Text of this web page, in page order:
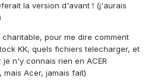
la version d'avant ! (j'aurais
pour me dire comment
KK, quels fichiers telecharger, et
je n'y connais rien en ACER
mais Acer, jamais fait)